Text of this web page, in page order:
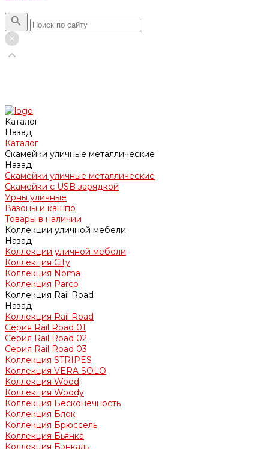
Каталог
Назад
Каталог
Скамейки уличные металлические
Назад
Скамейки уличные металлические
Скамейки с USB зарядкой
Урны уличные
Вазоны и кашпо
Товары в наличии
Коллекции уличной мебели
Назад
Коллекции уличной мебели
Коллекция City
Коллекция Noma
Коллекция Parco
Коллекция Rail Road
Назад
Коллекция Rail Road
Серия Rail Road 01
Серия Rail Road 02
Серия Rail Road 03
Коллекция STRIPES
Коллекция VERA SOLO
Коллекция Wood
Коллекция Woody
Коллекция Бесконечность
Коллекция Блок
Коллекция Брюссель
Коллекция Бьянка
Коллекция Бэнкаль